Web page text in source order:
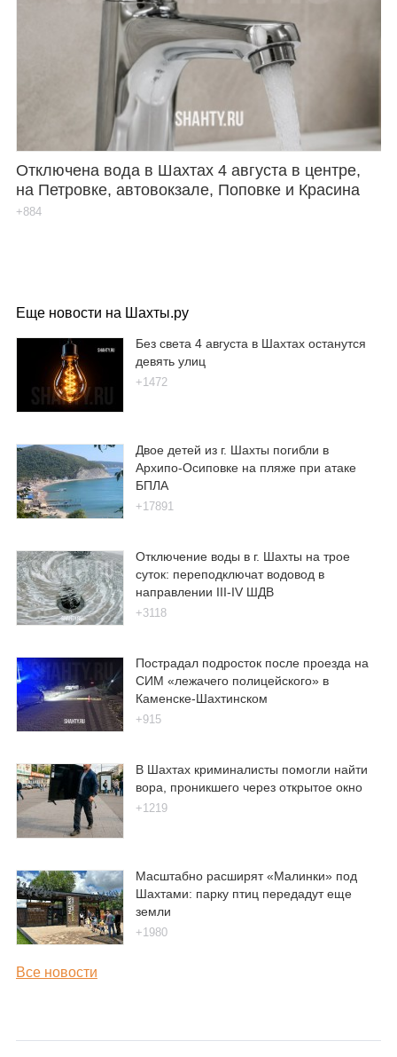
Отключена вода в Шахтах 4 августа в центре,
на Петровке, автовокзале, Поповке и Красина
+884
Еще новости на Шахты.ру
Без света 4 августа в Шахтах останутся
девять улиц
+1472
Двое детей из г. Шахты погибли в
Архипо-Осиповке на пляже при атаке
БПЛА
+17891
Отключение воды в г. Шахты на трое
суток: переподключат водовод в
направлении III-IV ШДВ
+3118
Пострадал подросток после проезда на
СИМ «лежачего полицейского» в
Каменске-Шахтинском
+915
В Шахтах криминалисты помогли найти
вора, проникшего через открытое окно
+1219
Масштабно расширят «Малинки» под
Шахтами: парку птиц передадут еще
земли
+1980
Все новости